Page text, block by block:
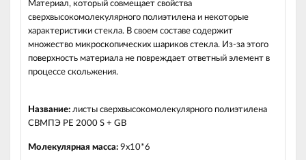
Материал, который совмещает свойства
сверхвысокомолекулярного полиэтилена и некоторые
характеристики стекла. В своем составе содержит
множество микроскопических шариков стекла. Из-за этого
поверхность материала не повреждает ответный элемент в
процессе скольжения.
Название: листы сверхвысокомолекулярного полиэтилена
СВМПЭ PE 2000 S + GB
Молекулярная масса: 9x10*6